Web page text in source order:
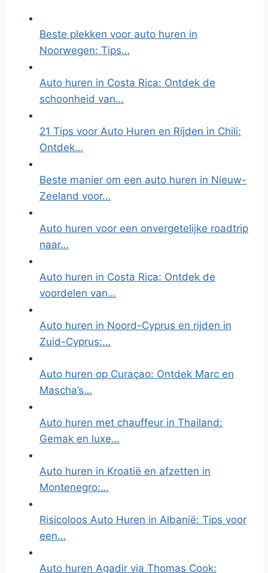
Beste plekken voor auto huren in
Noorwegen: Tips…
Auto huren in Costa Rica: Ontdek de
schoonheid van…
21 Tips voor Auto Huren en Rijden in Chili:
Ontdek…
Beste manier om een auto huren in Nieuw-
Zeeland voor…
Auto huren voor een onvergetelijke roadtrip
naar…
Auto huren in Costa Rica: Ontdek de
voordelen van…
Auto huren in Noord-Cyprus en rijden in
Zuid-Cyprus:…
Auto huren op Curaçao: Ontdek Marc en
Mascha’s…
Auto huren met chauffeur in Thailand:
Gemak en luxe…
Auto huren in Kroatië en afzetten in
Montenegro:…
Risicoloos Auto Huren in Albanië: Tips voor
een…
Auto huren Agadir via Thomas Cook: